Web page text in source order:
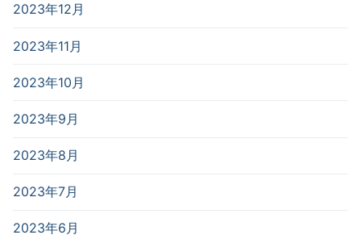
2023年12月
2023年11月
2023年10月
2023年9月
2023年8月
2023年7月
2023年6月